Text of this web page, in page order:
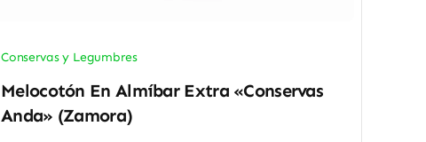
Conservas y Legumbres
Melocotón En Almíbar Extra «Conservas
Anda» (Zamora)